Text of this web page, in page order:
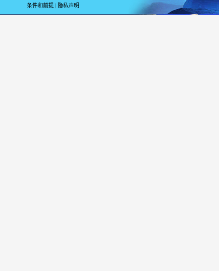
斯里兰卡移居与移民部不负责
某个部门或其代理对网站所在
条件和前提 | 隐私声明